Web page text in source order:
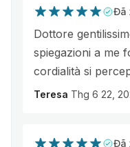
Đã
Dottore
spiegazioni a me
cordialità si
Teresa Thg 6 22,
Đã